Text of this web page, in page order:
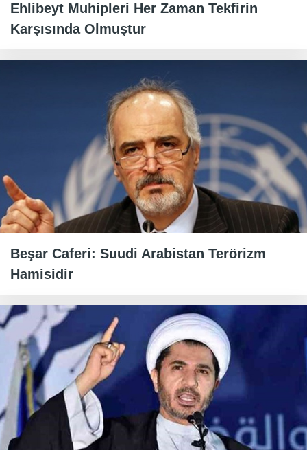
Ehlibeyt Muhipleri Her Zaman Tekfirin
Karşısında Olmuştur
Beşar Caferi: Suudi Arabistan Terörizm
Hamisidir